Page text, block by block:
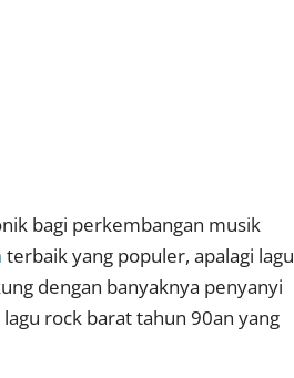
bagi perkembangan musik
terbaik yang populer, apalagi lagu
dengan banyaknya penyanyi
rock barat tahun 90an yang